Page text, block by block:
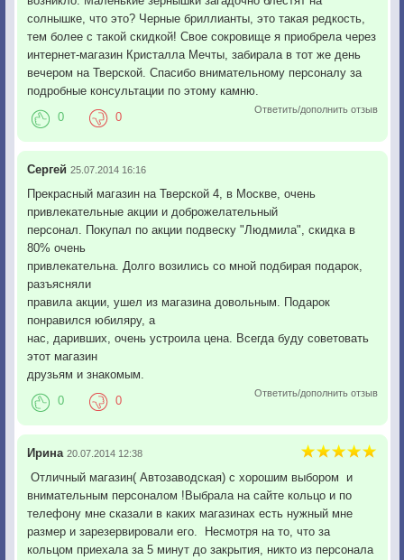
солнышке, что это? Черные бриллианты, это такая редкость,
тем более с такой скидкой! Свое сокровище я приобрела через
интернет-магазин Кристалла Мечты, забирала в тот же день
вечером на Тверской. Спасибо внимательному персоналу за
подробные консультации по этому камню.
Ответить/дополнить отзыв
0 0
Сергей 25.07.2014 16:16
Прекрасный магазин на Тверской 4, в Москве, очень
привлекательные акции и доброжелательный
персонал. Покупал по акции подвеску "Людмила", скидка в
80% очень
привлекательна. Долго возились со мной подбирая подарок,
разъясняли
правила акции, ушел из магазина довольным. Подарок
понравился юбиляру, а
нас, даривших, очень устроила цена. Всегда буду советовать
этот магазин
друзьям и знакомым.
Ответить/дополнить отзыв
0 0
Ирина 20.07.2014 12:38
Отличный магазин( Автозаводская) с хорошим выбором и
внимательным персоналом !Выбрала на сайте кольцо и по
телефону мне сказали в каких магазинах есть нужный мне
размер и зарезервировали его. Несмотря на то, что за
кольцом приехала за 5 минут до закрытия, никто из персонала